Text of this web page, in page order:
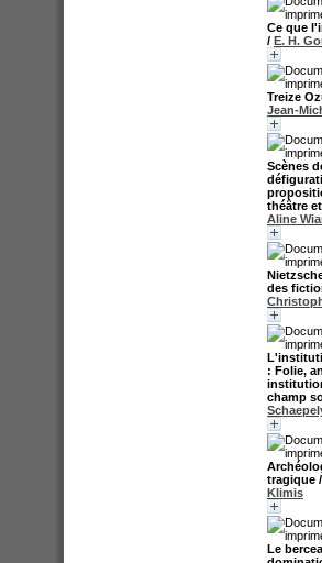
Ce que
/ E. H.
Treize
Jean-
Scènes
théâtre
Aline
des
: Folie,
champ
tragique /
Klimis
Le